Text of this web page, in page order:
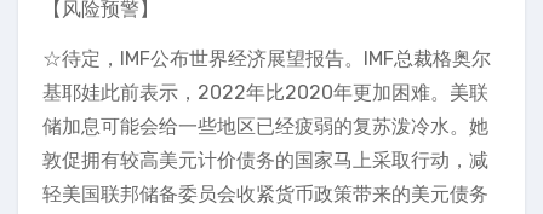
【风险预警】
☆待定，IMF公布世界经济展望报告。IMF总裁格奥尔
基耶娃此前表示，2022年比2020年更加困难。美联
储加息可能会给一些地区已经疲弱的复苏泼冷水。她
敦促拥有较高美元计价债务的国家马上采取行动，减
轻美国联邦储备委员会收紧货币政策带来的美元债务